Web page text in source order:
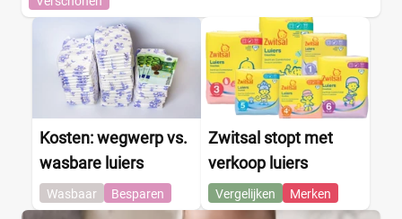
Kosten: wegwerp vs.
wasbare luiers
Wasbaar Besparen
Zwitsal stopt met
verkoop luiers
Vergelijken Merken